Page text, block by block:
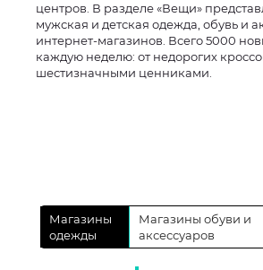
центров. В разделе «Вещи»
мужская и детская одежда, обувь и
интернет-магазинов. Всего 5000
каждую неделю: от недорогих
шестизначными ценниками.
Магазины
одежды
Магазины обуви и
аксессуаров